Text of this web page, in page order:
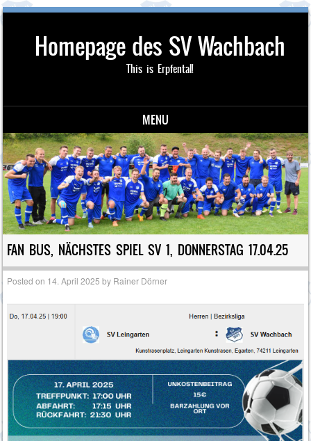
Homepage des SV Wachbach
This is Erpfental!
MENU
Skip to content
FAN BUS, NÄCHSTES SPIEL SV 1, DONNERSTAG 17.04.25
Posted on 14. April 2025 by Rainer Dörner